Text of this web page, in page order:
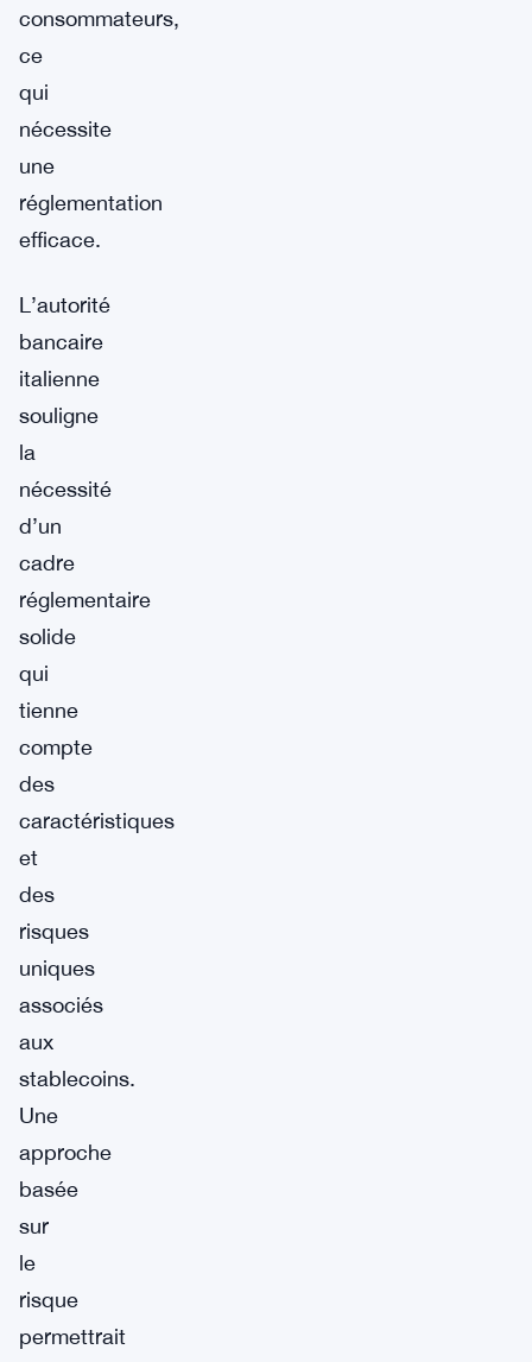
consommateurs,
ce
qui
nécessite
une
réglementation
efficace.
L’autorité
bancaire
italienne
souligne
la
nécessité
d’un
cadre
réglementaire
solide
qui
tienne
compte
des
caractéristiques
et
des
risques
uniques
associés
aux
stablecoins.
Une
approche
basée
sur
le
risque
permettrait